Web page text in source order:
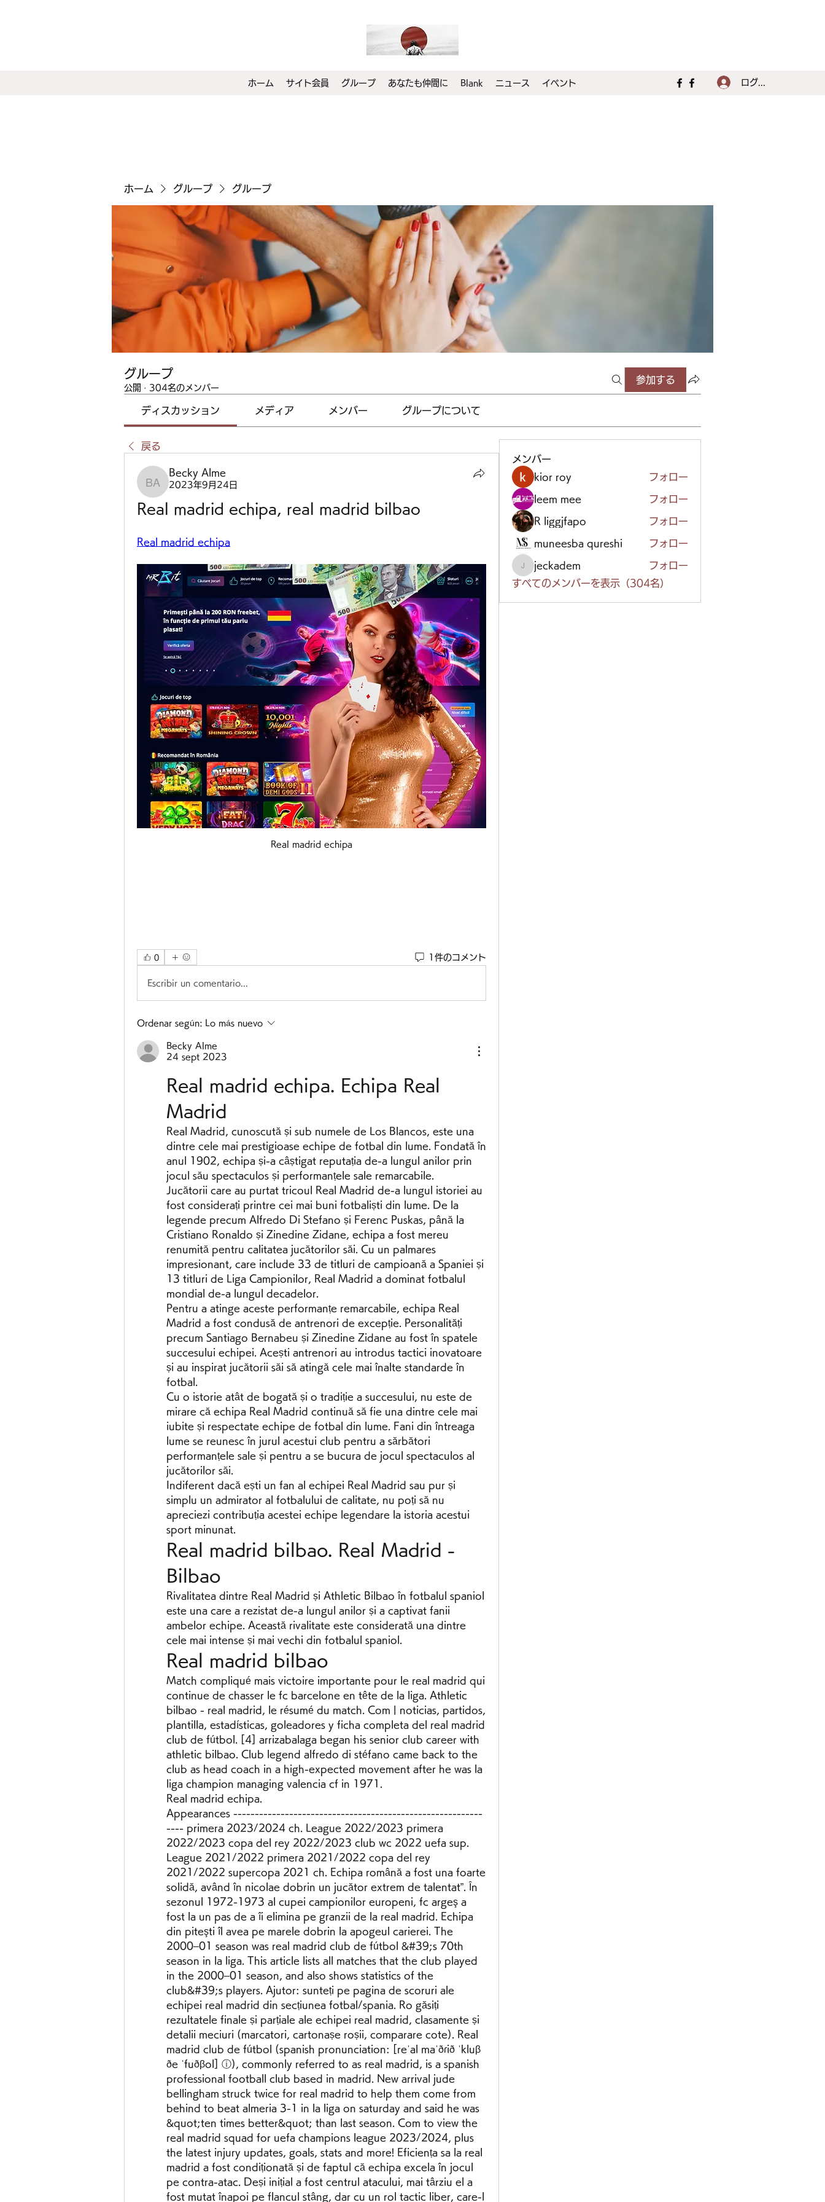
ホーム サイト会員 グループ あなたも仲間に Blank ニュース イベント ログイン
ホーム グループ グループ
グループ
公開 · 304名のメンバー
参加する
ディスカッション メディア メンバー グループについて
戻る
Becky Alme
Becky Alme
2023年9月24日
Real madrid echipa, real madrid bilbao
Real madrid echipa
Real madrid echipa
0 1件のコメント
Escribir un comentario...
Ordenar según: Lo más nuevo
Becky Alme
24 sept 2023
Real madrid echipa. Echipa Real
Madrid
Real Madrid, cunoscută și sub numele de Los Blancos, este una
dintre cele mai prestigioase echipe de fotbal din lume. Fondată în
anul 1902, echipa și-a câștigat reputația de-a lungul anilor prin
jocul său spectaculos și performanțele sale remarcabile.
Jucătorii care au purtat tricoul Real Madrid de-a lungul istoriei au
fost considerați printre cei mai buni fotbaliști din lume. De la
legende precum Alfredo Di Stefano și Ferenc Puskas, până la
Cristiano Ronaldo și Zinedine Zidane, echipa a fost mereu
renumită pentru calitatea jucătorilor săi. Cu un palmares
impresionant, care include 33 de titluri de campioană a Spaniei și
13 titluri de Liga Campionilor, Real Madrid a dominat fotbalul
mondial de-a lungul decadelor.
Pentru a atinge aceste performanțe remarcabile, echipa Real
Madrid a fost condusă de antrenori de excepție. Personalități
precum Santiago Bernabeu și Zinedine Zidane au fost în spatele
succesului echipei. Acești antrenori au introdus tactici inovatoare
și au inspirat jucătorii săi să atingă cele mai înalte standarde în
fotbal.
Cu o istorie atât de bogată și o tradiție a succesului, nu este de
mirare că echipa Real Madrid continuă să fie una dintre cele mai
iubite și respectate echipe de fotbal din lume. Fani din întreaga
lume se reunesc în jurul acestui club pentru a sărbători
performanțele sale și pentru a se bucura de jocul spectaculos al
jucătorilor săi.
Indiferent dacă ești un fan al echipei Real Madrid sau pur și
simplu un admirator al fotbalului de calitate, nu poți să nu
apreciezi contribuția acestei echipe legendare la istoria acestui
sport minunat.
Real madrid bilbao. Real Madrid -
Bilbao
Rivalitatea dintre Real Madrid și Athletic Bilbao în fotbalul spaniol
este una care a rezistat de-a lungul anilor și a captivat fanii
ambelor echipe. Această rivalitate este considerată una dintre
cele mai intense și mai vechi din fotbalul spaniol.
Real madrid bilbao
Match compliqué mais victoire importante pour le real madrid qui
continue de chasser le fc barcelone en tête de la liga. Athletic
bilbao - real madrid, le résumé du match. Com | noticias, partidos,
plantilla, estadísticas, goleadores y ficha completa del real madrid
club de fútbol. [4] arrizabalaga began his senior club career with
athletic bilbao. Club legend alfredo di stéfano came back to the
club as head coach in a high-expected movement after he was la
liga champion managing valencia cf in 1971.
Real madrid echipa.
Appearances ----------------------------------------------------------
---- primera 2023/2024 ch. League 2022/2023 primera
2022/2023 copa del rey 2022/2023 club wc 2022 uefa sup.
League 2021/2022 primera 2021/2022 copa del rey
2021/2022 supercopa 2021 ch. Echipa română a fost una foarte
solidă, având în nicolae dobrin un jucător extrem de talentat”. În
sezonul 1972-1973 al cupei campionilor europeni, fc argeş a
fost la un pas de a îi elimina pe granzii de la real madrid. Echipa
din piteşti îl avea pe marele dobrin la apogeul carierei. The
2000–01 season was real madrid club de fútbol &#39;s 70th
season in la liga. This article lists all matches that the club played
in the 2000–01 season, and also shows statistics of the
club&#39;s players. Ajutor: sunteți pe pagina de scoruri ale
echipei real madrid din secțiunea fotbal/spania. Ro găsiți
rezultatele finale și parțiale ale echipei real madrid, clasamente și
detalii meciuri (marcatori, cartonașe roșii, comparare cote). Real
madrid club de fútbol (spanish pronunciation: [reˈal maˈðɾið ˈkluβ
ðe ˈfuðβol] ⓘ), commonly referred to as real madrid, is a spanish
professional football club based in madrid. New arrival jude
bellingham struck twice for real madrid to help them come from
behind to beat almeria 3-1 in la liga on saturday and said he was
&quot;ten times better&quot; than last season. Com to view the
real madrid squad for uefa champions league 2023/2024, plus
the latest injury updates, goals, stats and more! Eficiența sa la real
madrid a fost condiționată și de faptul că echipa excela în jocul
pe contra-atac. Deși inițial a fost centrul atacului, mai târziu el a
fost mutat înapoi pe flancul stâng, dar cu un rol tactic liber, care-l
メンバー
kior roy
フォロー
leem mee フォロー
R liggjfapo フォロー
muneesba qureshi フォロー
jeckadem
jeckadem
フォロー
すべてのメンバーを表示（304名）